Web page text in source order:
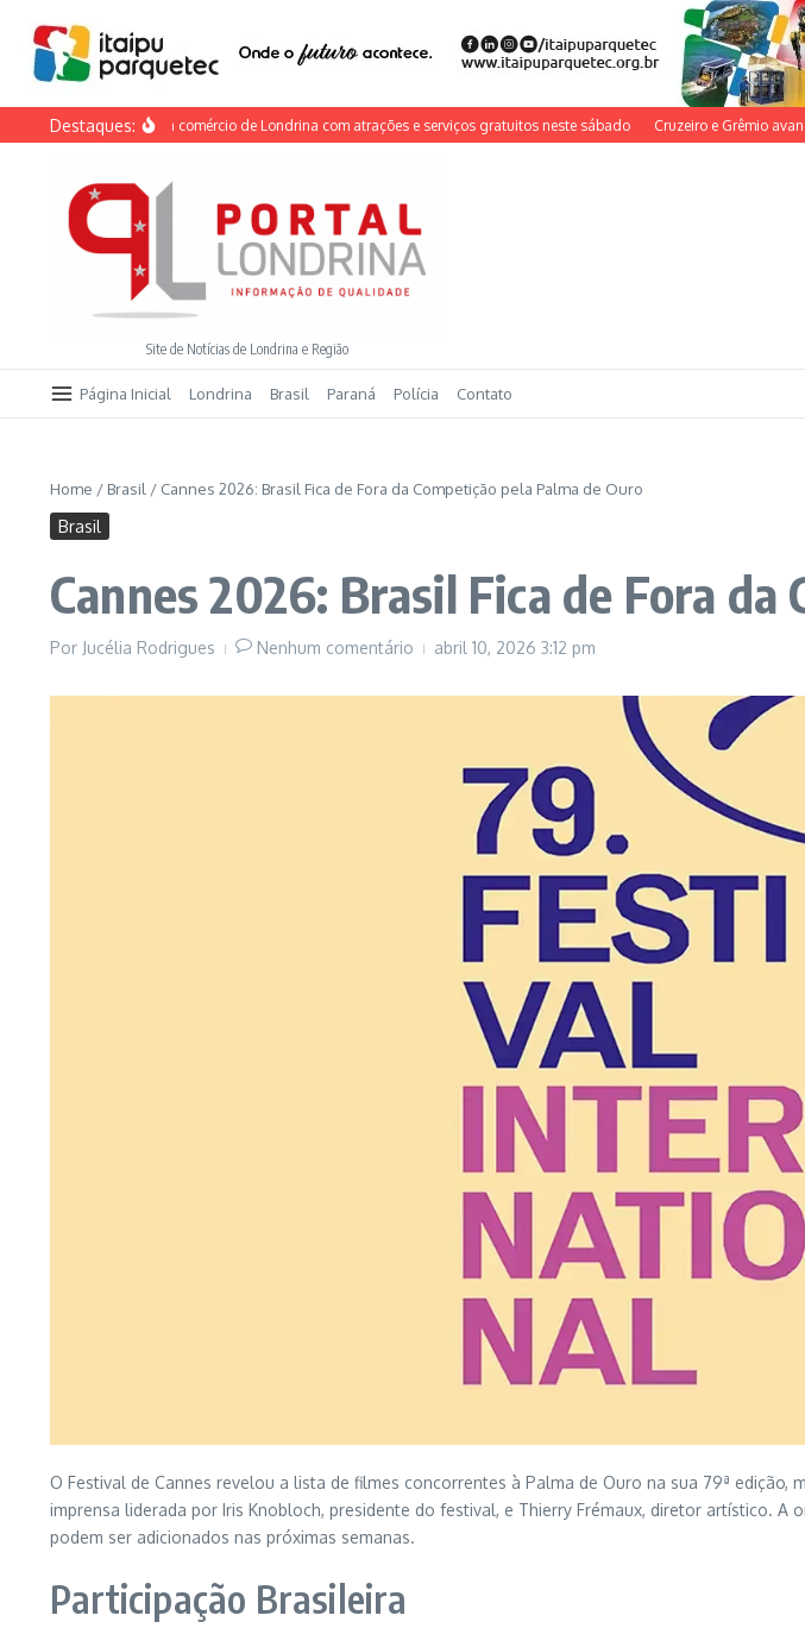
Ir para o conteúdo
Destaques:
do Calçadão anima comércio de Londrina com atrações e serviços gratuitos neste sábado Cruzeiro e Grêmio avançam
Site de Notícias de Londrina e Região
Página Inicial Londrina Brasil Paraná Polícia Contato
Home / Brasil / Cannes 2026: Brasil Fica de Fora da Competição pela Palma de Ouro
Brasil
Cannes 2026: Brasil Fica de Fora
Por Jucélia Rodrigues Nenhum comentário abril 10, 2026 3:12 pm
O Festival de Cannes revelou a lista de filmes concorrentes à Palma de Ouro na sua 79ª
imprensa liderada por Iris Knobloch, presidente do festival, e Thierry Frémaux, diretor artístico.
podem ser adicionados nas próximas semanas.
Participação Brasileira